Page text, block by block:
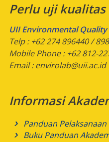
Perlu uji kualitas
UII Environmental
Telp : +62 274 896440 /
Mobile Phone : +62 812-
Email :envirolab@uii.ac.id
Informasi
Panduan
Buku Panduan